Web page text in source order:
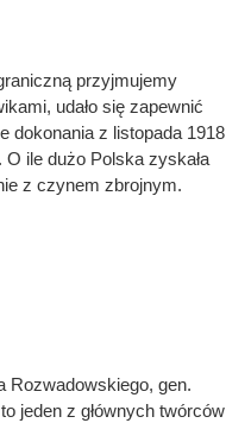
przyjmujemy
udało się zapewnić
dokonania z listopada 1918
ile dużo Polska zyskała
z czynem zbrojnym.
Rozwadowskiego, gen.
jeden z głównych twórców